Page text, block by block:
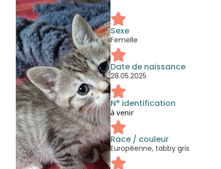
Sexe
Femelle
Date de naissance
28.05.2025
N° identification
à venir
Race / couleur
Européenne, tabby gris